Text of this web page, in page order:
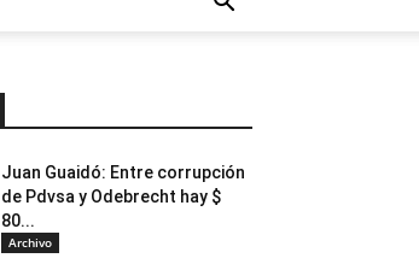
Juan Guaidó: Entre corrupción
de Pdvsa y Odebrecht hay $
80...
Archivo